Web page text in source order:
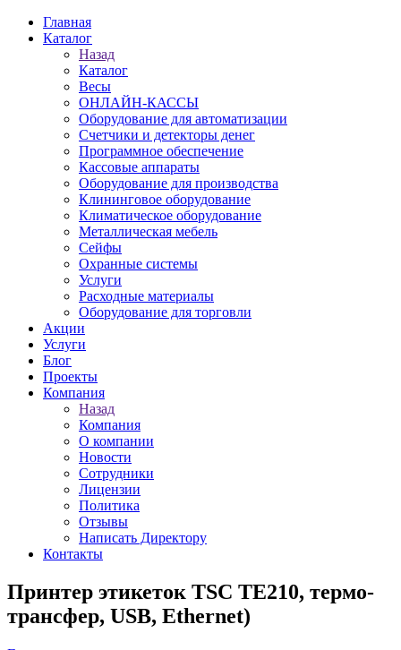
Главная
Каталог
Назад
Каталог
Весы
ОНЛАЙН-КАССЫ
Оборудование для автоматизации
Счетчики и детекторы денег
Программное обеспечение
Кассовые аппараты
Оборудование для производства
Клининговое оборудование
Климатическое оборудование
Металлическая мебель
Сейфы
Охранные системы
Услуги
Расходные материалы
Оборудование для торговли
Акции
Услуги
Блог
Проекты
Компания
Назад
Компания
О компании
Новости
Сотрудники
Лицензии
Политика
Отзывы
Написать Директору
Контакты
Принтер этикеток TSC TE210, термо-
трансфер, USB, Ethernet)